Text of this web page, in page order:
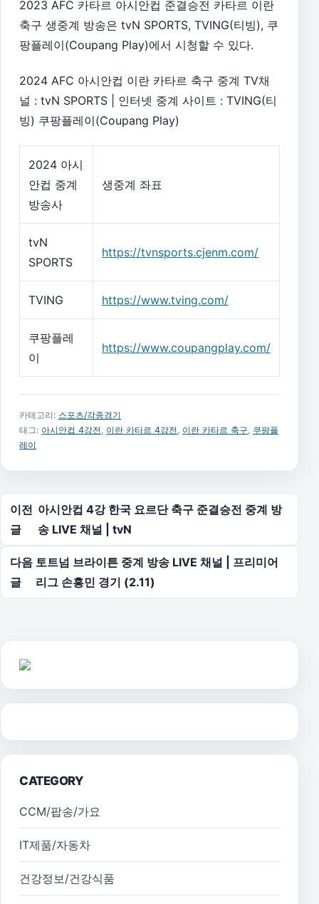
2023 AFC 카타르 아시안컵 준결승전 카타르 이란
축구 생중계 방송은 tvN SPORTS, TVING(티빙), 쿠
팡플레이(Coupang Play)에서 시청할 수 있다.
2024 AFC 아시안컵 이란 카타르 축구 중계 TV채
널 : tvN SPORTS | 인터넷 중계 사이트 : TVING(티
빙) 쿠팡플레이(Coupang Play)
2024 아시
안컵 중계
방송사
생중계 좌표
tvN
SPORTS
https://tvnsports.cjenm.com/
TVING https://www.tving.com/
쿠팡플레
이
https://www.coupangplay.com/
카테고리: 스포츠/각종경기
태그: 아시안컵 4강전, 이란 카타르 4강전, 이란 카타르 축구, 쿠팡플
레이
글 탐색
이전
글
아시안컵 4강 한국 요르단 축구 준결승전 중계 방
송 LIVE 채널 | tvN
다음
글
토트넘 브라이튼 중계 방송 LIVE 채널 | 프리미어
리그 손흥민 경기 (2.11)
CATEGORY
CCM/팝송/가요
IT제품/자동차
건강정보/건강식품